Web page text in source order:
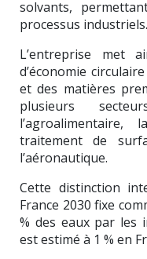
solvants,
processus industriels.
L’entreprise met
d’économie
et des matières
plusieurs
traitement de
l’aéronautique.
Cette distinction
France 2030 fixe
% des eaux par les
est estimé à 1 % en